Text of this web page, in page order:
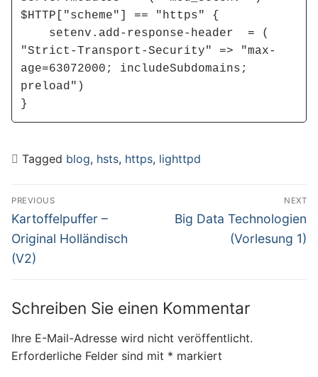
$HTTP["scheme"] == "https" {
"Strict-Transport-Security" => "max-
age=63072000; includeSubdomains;
preload")
}
Tagged blog, hsts, https, lighttpd
Beitragsnavigation
PREVIOUS
Previous
post:
Kartoffelpuffer –
Original Holländisch
(V2)
NEXT
Next
Big Data Technologien
(Vorlesung 1)
Schreiben Sie einen Kommentar
Ihre E-Mail-Adresse wird nicht veröffentlicht.
Erforderliche Felder sind mit * markiert